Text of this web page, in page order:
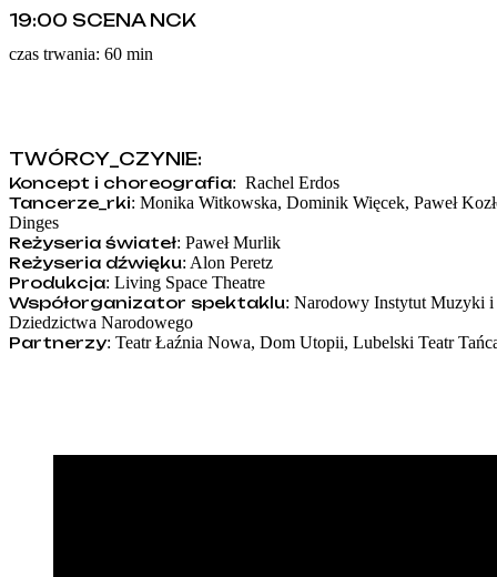
19:00 SCENA NCK
czas trwania: 60 min
TWÓRCY_CZYNIE:
Koncept i choreografia: Rachel Erdos
Tancerze_rki: Monika Witkowska, Dominik Więcek, Paweł
Dinges
Reżyseria świateł: Paweł Murlik
Reżyseria dźwięku: Alon Peretz
Produkcja: Living Space Theatre
Współorganizator spektaklu: Narodowy Instytut Muzyki
Dziedzictwa Narodowego
Partnerzy: Teatr Łaźnia Nowa, Dom Utopii, Lubelski Teatr